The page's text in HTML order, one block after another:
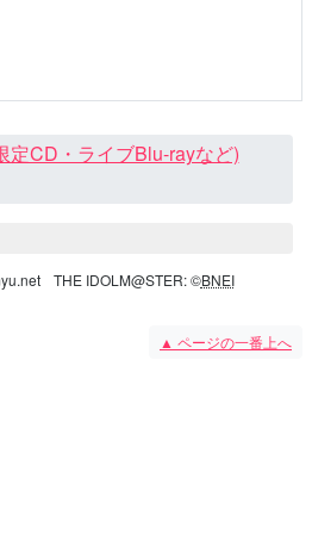
定CD・ライブBlu-rayなど)
THE IDOLM@STER: ©BNEI
▲ ページの一番上へ